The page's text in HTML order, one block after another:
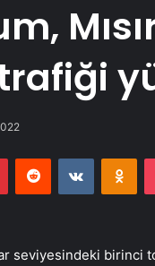
PinterestReddit VKontakte
seviyesindeki birinci